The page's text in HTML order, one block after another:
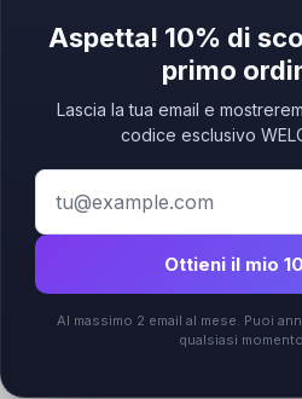
Aspetta! 10% di
primo
Lascia la tua email e
codice esclusivo
Ottieni il mio
Al massimo 2 email al mese. Puoi
qualsiasi
Insegne logo business
personalizzate per brand
Shop